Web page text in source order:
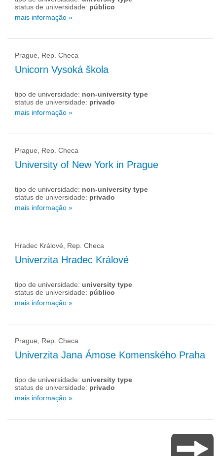
status de universidade: público
mais informação »
Prague, Rep. Checa
Unicorn Vysoká škola
tipo de universidade: non-university type
status de universidade: privado
mais informação »
Prague, Rep. Checa
University of New York in Prague
tipo de universidade: non-university type
status de universidade: privado
mais informação »
Hradec Králové, Rep. Checa
Univerzita Hradec Králové
tipo de universidade: university type
status de universidade: público
mais informação »
Prague, Rep. Checa
Univerzita Jana Ámose Komenského Praha
tipo de universidade: university type
status de universidade: privado
mais informação »